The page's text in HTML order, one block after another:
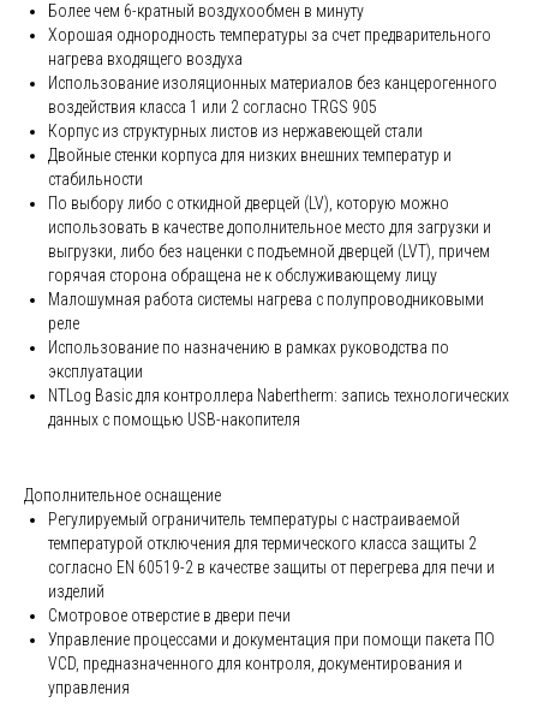
Более чем 6-кратный воздухообмен в минуту
Хорошая oднородность температуры за счет предварительного
нагрева входящего воздуха
Использование изоляционных материалов без канцерогенного
воздействия класса 1 или 2 согласно TRGS 905
Корпус из структурных листов из нержавеющей стали
Двойные стенки корпуса для низких внешних температур и
стабильности
По выбору либо с откидной дверцей (LV), которую можно
использовать в качестве дополнительное место для загрузки и
выгрузки, либо без наценки с подъемной дверцей (LVT), причем
горячая сторона обращена не к обслуживающему лицу
Малошумная работа системы нагрева с полупроводниковыми
реле
Использование по назначению в рамках руководства по
эксплуатации
NTLog Basic для контроллера Nabertherm: запись технологических
данных с помощью USB-накопителя
Дополнительное оснащение
Регулируемый ограничитель температуры с настраиваемой
температурой отключения для термического класса защиты 2
согласно EN 60519-2 в качестве защиты от перегрева для печи и
изделий
Смотровое отверстие в двери печи
Управление процессами и документация при помощи пакета ПО
VCD, предназначенного для контроля, документирования и
управления